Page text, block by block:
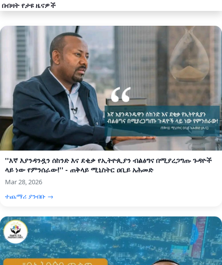
በብዛት የታዩ ዜናዎች
''እኛ እያንዳንዷን ሰከንድ እና ደቂቃ የኢትዮጲያን ብልፅግና በሚያረጋግጡ ጉዳዮች
ላይ ነው የምንሰራው!'' - ጠቅላይ ሚኒስትር ዐቢይ አሕመድ
Mar 28, 2026
ተጨማሪ ያንብቡ →